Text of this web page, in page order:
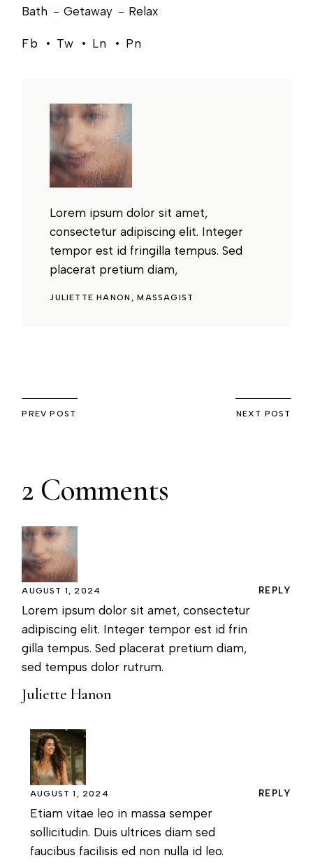
Bath Getaway Relax
Fb Tw Ln Pn
Lorem ipsum dolor sit amet,
consectetur adipiscing elit. Integer
tempor est id fringilla tempus. Sed
placerat pretium diam,
JULIETTE HANON MASSAGIST
PREV POST NEXT POST
2 Comments
AUGUST 1, 2024 REPLY
Lorem ipsum dolor sit amet, consectetur
adipiscing elit. Integer tempor est id frin
gilla tempus. Sed placerat pretium diam,
sed tempus dolor rutrum.
Juliette Hanon
AUGUST 1, 2024 REPLY
Etiam vitae leo in massa semper
sollicitudin. Duis ultrices diam sed
faucibus facilisis ed non nulla id leo.